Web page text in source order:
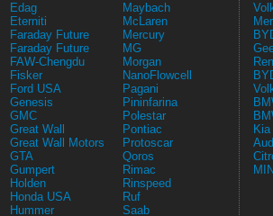
Edag
Eterniti
Faraday Future
Faraday Future
FAW-Chengdu
Fisker
Ford USA
Genesis
GMC
Great Wall
Great Wall Motors
GTA
Gumpert
Holden
Honda USA
Hummer
Maybach
McLaren
Mercury
MG
Morgan
NanoFlowcell
Pagani
Pininfarina
Polestar
Pontiac
Protoscar
Qoros
Rimac
Rinspeed
Ruf
Saab